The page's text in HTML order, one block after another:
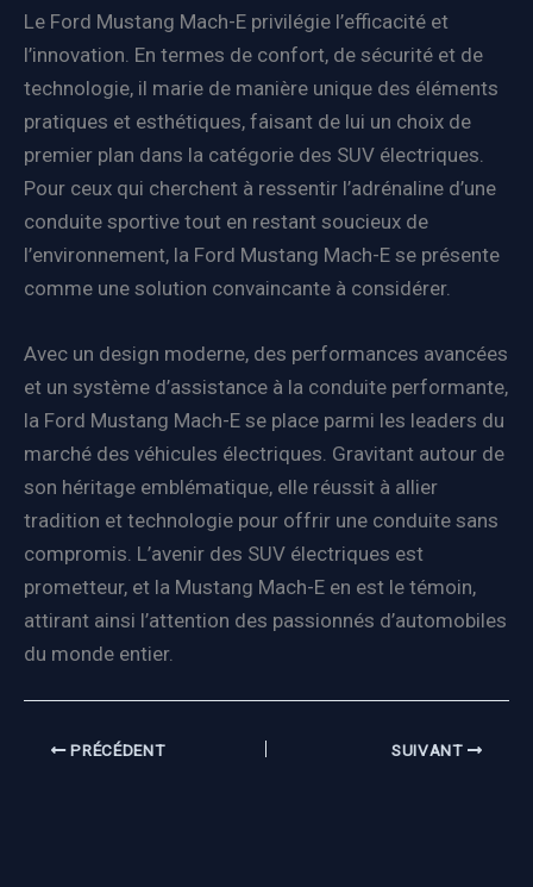
Le Ford Mustang Mach-E privilégie l’efficacité et
l’innovation. En termes de confort, de sécurité et de
technologie, il marie de manière unique des éléments
pratiques et esthétiques, faisant de lui un choix de
premier plan dans la catégorie des SUV électriques.
Pour ceux qui cherchent à ressentir l’adrénaline d’une
conduite sportive tout en restant soucieux de
l’environnement, la Ford Mustang Mach-E se présente
comme une solution convaincante à considérer.
Avec un design moderne, des performances avancées
et un système d’assistance à la conduite performante,
la Ford Mustang Mach-E se place parmi les leaders du
marché des véhicules électriques. Gravitant autour de
son héritage emblématique, elle réussit à allier
tradition et technologie pour offrir une conduite sans
compromis. L’avenir des SUV électriques est
prometteur, et la Mustang Mach-E en est le témoin,
attirant ainsi l’attention des passionnés d’automobiles
du monde entier.
PRÉCÉDENT SUIVANT